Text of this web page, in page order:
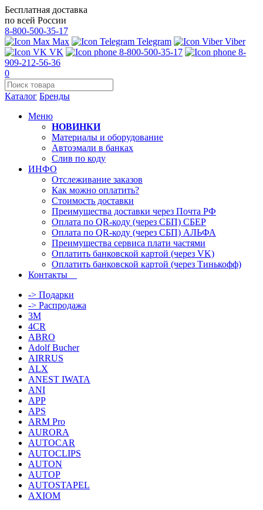
Бесплатная доставка
по всей России
8-800-500-35-17
Max
Telegram
Viber
VK
8-800-500-35-17
8-
909-212-56-36
0
Каталог Бренды
Меню
НОВИНКИ
Материалы и оборудование
Автоэмали в банках
Слив по коду
ИНФО
Отслеживание заказов
Как можно оплатить?
Стоимость доставки
Преимущества доставки через Почта РФ
Оплата по QR-коду (через СБП) СБЕР
Оплата по QR-коду (через СБП) АЛЬФА
Преимущества сервиса плати частями
Оплатить банковской картой (через VK)
Оплатить банковской картой (через Тинькофф)
Контакты
-> Подарки
-> Распродажа
3M
4CR
ABRO
Adolf Bucher
AIRRUS
ALX
ANEST IWATA
ANI
APP
APS
ARM Pro
AURORA
AUTOCAR
AUTOCLIPS
AUTON
AUTOP
AUTOSTAPEL
AXIOM